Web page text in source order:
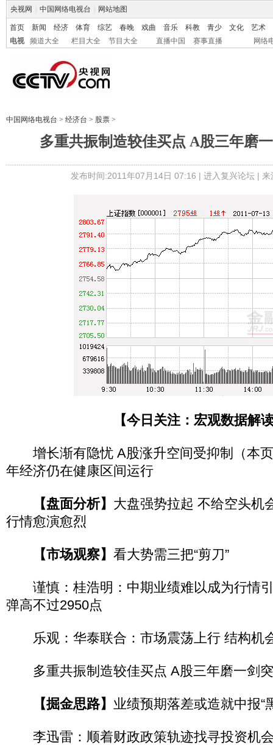
央视网 中国网络电视台 网站地图
首页 新闻 经济 体育 综艺 春晚 戏曲 音乐 科教 青少 文化
艺术
电视
频道大全 栏目大全 节目大全 直播中国 赛事直播 网络
中国网络电视台 > 经济台 > 股票 >
多重共振制造较佳买点 A股三年磨
发布时间:2011年07月14日 07:16 | 进入复兴论坛| 来
【今日关注：宏观数据解
增长渐有隐忧 A股涨升空间受抑制（本页
年经济仍在健康区间运行
【盘面分析】 大盘强势拉起 不给空头机
行情愈演愈烈
【市场观察】 看大势需三把“剪刀”
谨慎：桂浩明：中期业绩难以成为行情引
弹高不过2950点
乐观：华泰联合：市场震荡上行 结构机
多重共振制造较佳买点 A股三年磨一剑
【掘金思路】 业绩预期落差或造就中报“
李迅雷：顺着财政政策轨迹找寻投资机